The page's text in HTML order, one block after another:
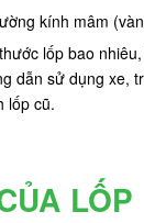
kính mâm
lốp bao
dẫn sử dụng xe,
lốp cũ.
LỐP